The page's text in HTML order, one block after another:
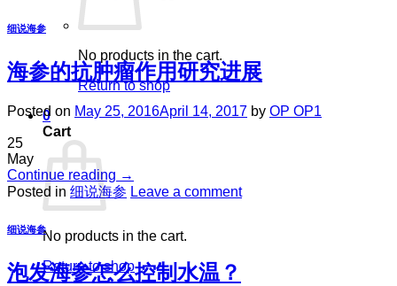
No products in the cart.
Return to shop
0
Cart
No products in the cart.
Return to shop
细说海参
海参的抗肿瘤作用研究进展
Posted on May 25, 2016April 14, 2017 by OP OP1
25
May
Continue reading →
Posted in 细说海参 Leave a comment
细说海参
泡发海参怎么控制水温？